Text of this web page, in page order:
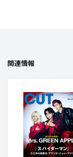
関連情報